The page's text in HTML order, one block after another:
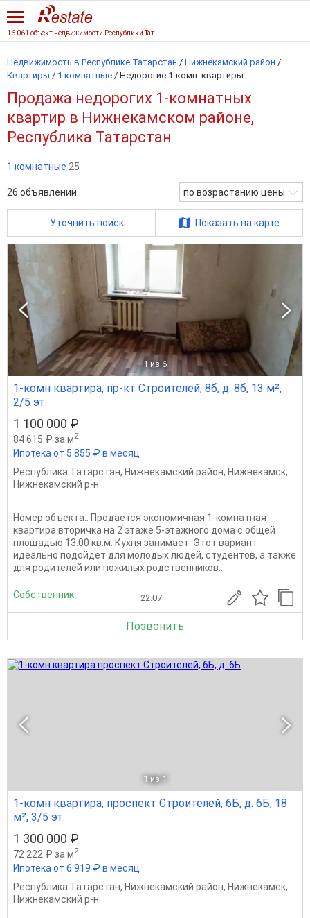
Недвижимость в Республике Татарстан / Нижнекамский район /
Квартиры / 1 комнатные / Недорогие 1-комн. квартиры
Продажа недорогих 1-комнатных
квартир в Нижнекамском районе,
Республика Татарстан
1 комнатные 25
26 объявлений по возрастанию цены
Уточнить поиск Показать на карте
1 из 6
1-комн квартира, пр-кт Строителей, 8б, д. 8б, 13 м²,
2/5 эт.
1 100 000 ₽
84 615 ₽ за м2
Ипотека от 5 855 ₽ в месяц
Республика Татарстан, Нижнекамский район, Нижнекамск,
Нижнекамский р-н
Номер объекта:. Продается экономичная 1-комнатная
квартира вторичка на 2 этаже 5-этажного дома с общей
площадью 13.00 кв.м. Кухня занимает. Этот вариант
идеально подойдет для молодых людей, студентов, а также
для родителей или пожилых родственников....
Собственник 22.07
Позвонить
1 из 1
1-комн квартира, проспект Строителей, 6Б, д. 6Б, 18
м², 3/5 эт.
1 300 000 ₽
72 222 ₽ за м2
Ипотека от 6 919 ₽ в месяц
Республика Татарстан, Нижнекамский район, Нижнекамск,
Нижнекамский р-н